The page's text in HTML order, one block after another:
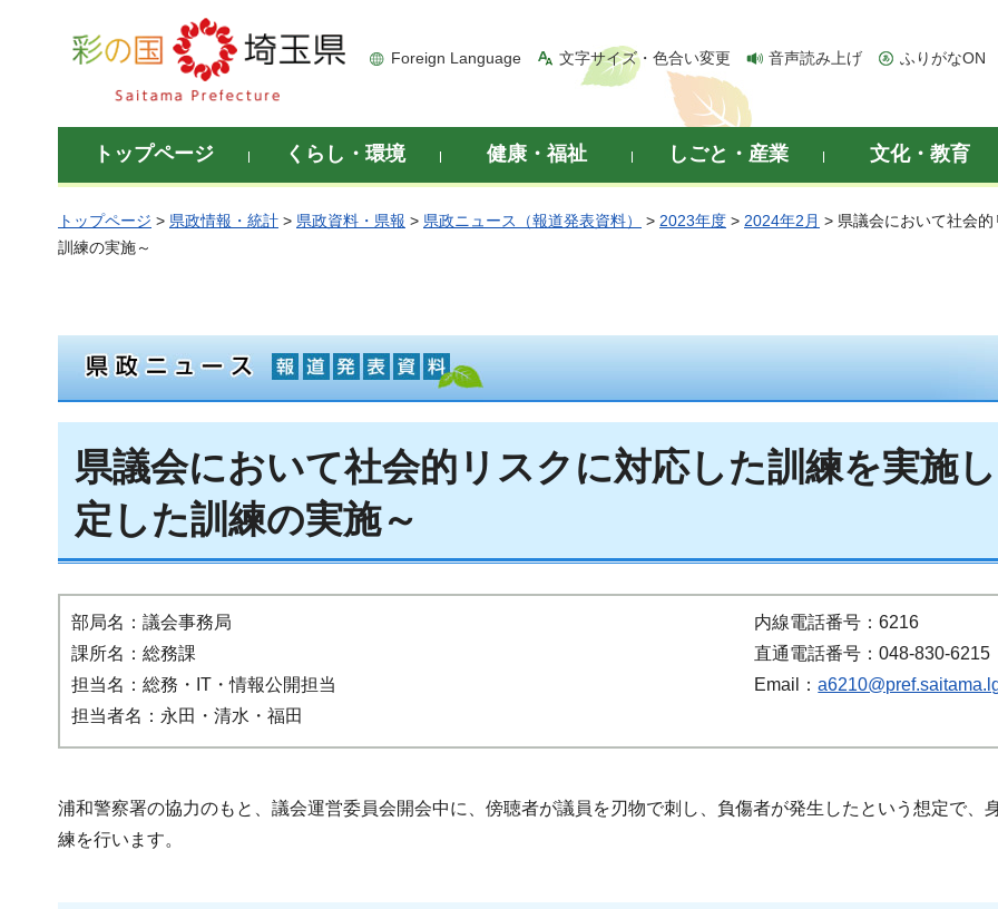
彩の国 埼玉県
Foreign Language 文字サイズ・色合い変更 音声読み上げ ふりがなON
トップページ くらし・環境 健康・福祉 しごと・産業 文化・教育
トップページ > 県政情報・統計 > 県政資料・県報 > 県政ニュース（報道発表資料） > 2023年度 > 2024年2月 > 県議会において社会
訓練の実施～
県議会において社会的リスクに対応した訓練を実施
定した訓練の実施～
部局名：議会事務局
課所名：総務課
担当名：総務・IT・情報公開担当
担当者名：永田・清水・福田
内線電話番号：6216
直通電話番号：048-830-6215
Email：
浦和警察署の協力のもと、議会運営委員会開会中に、傍聴者が議員を刃物で刺し、負傷者が発生したという想定で
練を行います。